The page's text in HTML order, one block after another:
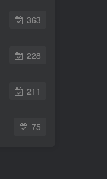
363
228
211
75